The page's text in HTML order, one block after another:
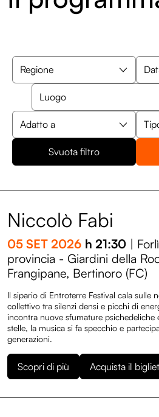
Svuota filtro
Niccolò Fabi
05 SET 2026 h 21:30 |
provincia - Giardini della
Frangipane, Bertinoro (FC)
Il sipario di Entroterre Festival cala sulle
collettivo tra silenzi densi e picchi di
incontra nuove sfumature psichedeliche
stelle, la musica si fa specchio e
generazioni.
Scopri di più Acquista il